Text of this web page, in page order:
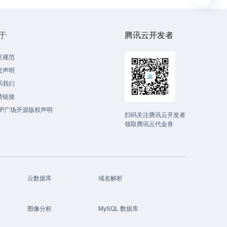
规范
声明
我们
链接
广场开源版权声明
腾讯云开发者
扫码关注腾讯云开发者
领取腾讯云代金券
云数据库 域名解析
图像分析 MySQL 数据库